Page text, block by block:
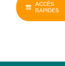
ACCÈS
RAPIDES